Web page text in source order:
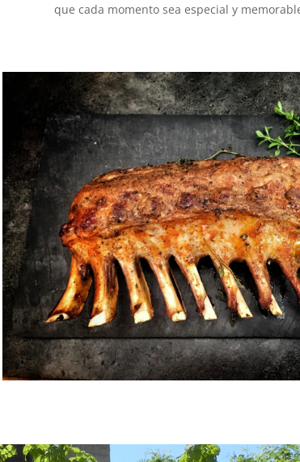
que cada momento sea especial y